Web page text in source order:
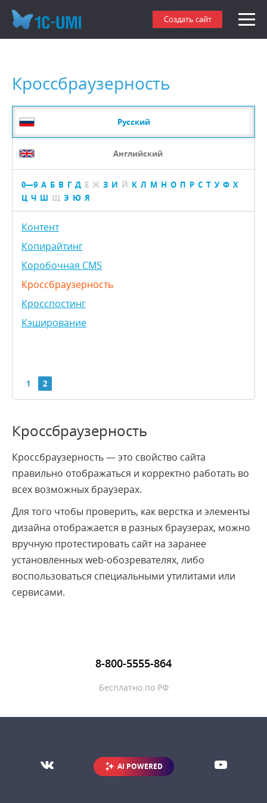
Создать сайт
Кроссбраузерность
Русский
Английский
0—9 А Б В Г Д Е Ж З И Й К Л М Н О П Р С Т У Ф Х
Ц Ч Ш Щ Э Ю Я
Контент
Копирайтинг
Коробочная CMS
Кроссбраузерность
Кросспостинг
Кэширование
1 2
AJAX
API
CMS
CSS
CSV
DNS
Domain name
Email-маркетинг
Кроссбраузерность
Кроссбраузерность — это свойство сайта
правильно отображаться и корректно работать во
всех возможных браузерах.
Для того чтобы проверить, как верстка и элементы
дизайна отображается в разных браузерах, можно
вручную протестировать сайт на заранее
установленных web-обозревателях, либо
воспользоваться специальными утилитами или
сервисами.
8-800-5555-864
Бесплатно по РФ
AI POWERED